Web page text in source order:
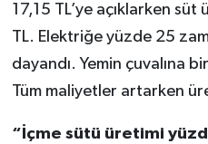
17,15 TL’ye açıklarken
TL. Elektriğe yüzde 25
dayandı. Yemin çuvalına
Tüm maliyetler artarken
“İçme sütü üretimi